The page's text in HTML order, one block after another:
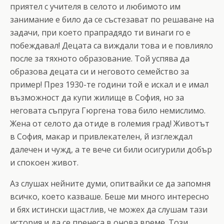
приятел с учителя в селото и любимото им
занимание е било да се състезават по решаване на
задачи, при което прапрадядо ти винаги го е
побеждавал! Децата са виждали това и е повлияло
после за тяхното образование. Той успява да
образова децата си и неговото семейство за
пример! През 1930-те години той е искал и е имал
възможност да купи жилище в София, но за
неговата съпруга Гюргена това било немислимо.
Жена от селото да отиде в големия град! Животът
в София, макар и привлекателен, й изглеждал
далечен и чужд, а те вече си били осигурили добър
и спокоен живот.
Аз слушах нейните думи, опитвайки се да запомня
всичко, което казваше. Беше ми много интересно
и бях истински щастлив, че можех да слушам тази